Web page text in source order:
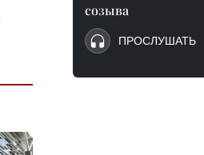
созыва
ПРОСЛУШАТЬ